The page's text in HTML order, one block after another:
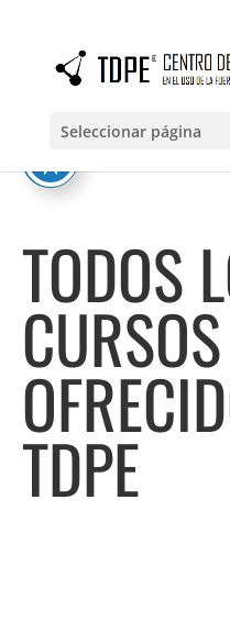
Seleccionar página
TODOS
CURSOS
TDPE